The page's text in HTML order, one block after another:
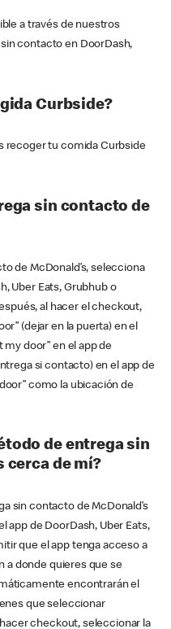
a través de nuestros
contacto en DoorDash,
Curbside?
recoger tu comida Curbside
sin contacto de
de McDonald’s, selecciona
Uber Eats, Grubhub o
al hacer el checkout,
(dejar en la puerta) en el
my door” en el app de
si contacto) en el app de
como la ubicación de
de entrega sin
cerca de mí?
sin contacto de McDonald’s
app de DoorDash, Uber Eats,
que el app tenga acceso a
a donde quieres que se
encontrarán el
que seleccionar
checkout, seleccionar la